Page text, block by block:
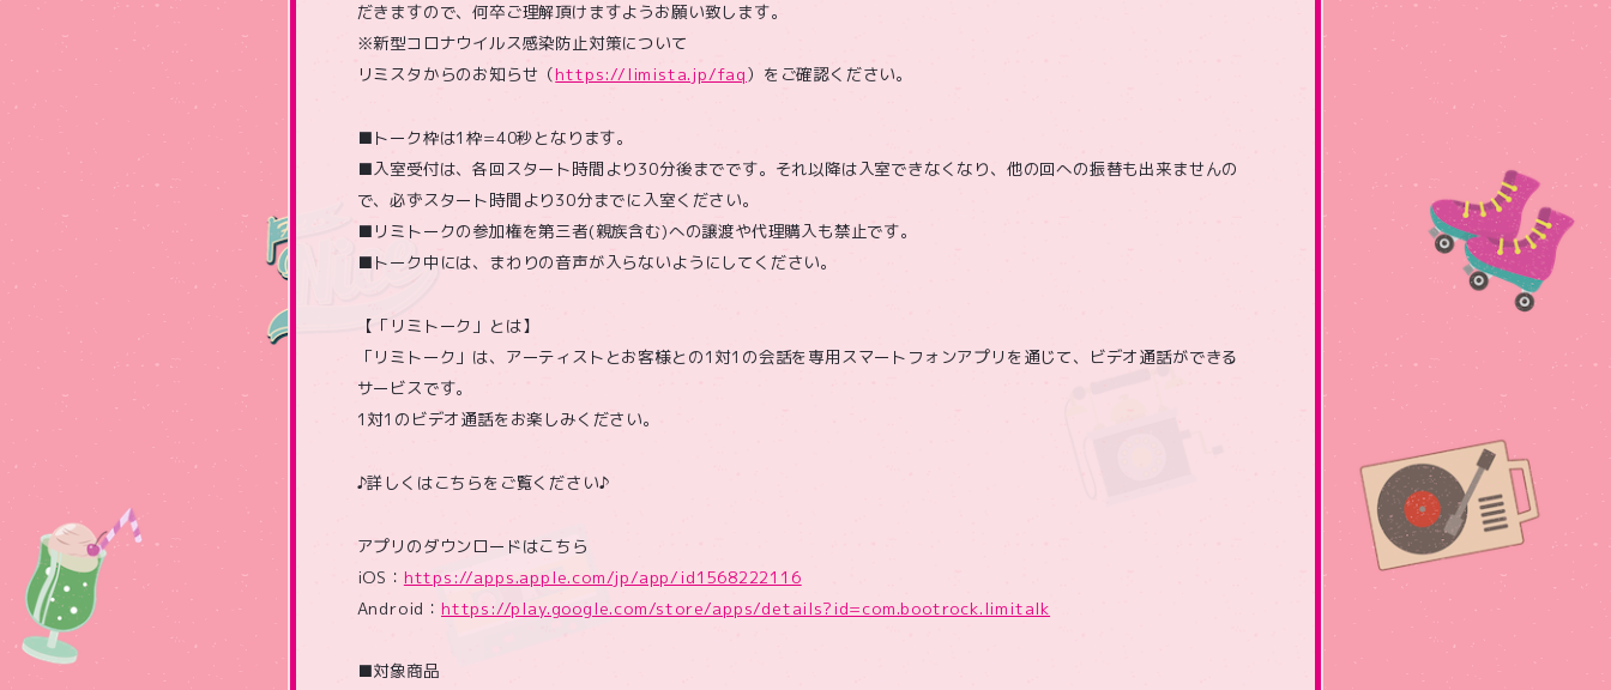
だきますので、何卒ご理解頂けますようお願い致します。
※新型コロナウイルス感染防止対策について
リミスタからのお知らせ（https://limista.jp/faq）をご確認ください。
■トーク枠は1枠=40秒となります。
■入室受付は、各回スタート時間より30分後までです。それ以降は入室できなくなり、他の回への振替も出来ませんの
で、必ずスタート時間より30分までに入室ください。
■リミトークの参加権を第三者(親族含む)への譲渡や代理購入も禁止です。
■トーク中には、まわりの音声が入らないようにしてください。
【「リミトーク」とは】
「リミトーク」は、アーティストとお客様との1対1の会話を専用スマートフォンアプリを通じて、ビデオ通話ができる
サービスです。
1対1のビデオ通話をお楽しみください。
♪詳しくはこちらをご覧ください♪
アプリのダウンロードはこちら
iOS： https://apps.apple.com/jp/app/id1568222116
Android：https://play.google.com/store/apps/details?id=com.bootrock.limitalk
■対象商品